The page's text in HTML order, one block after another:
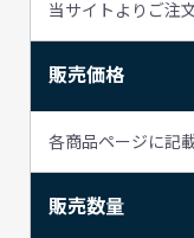
当サイトよりご注
販売価格
各商品ページに記
販売数量